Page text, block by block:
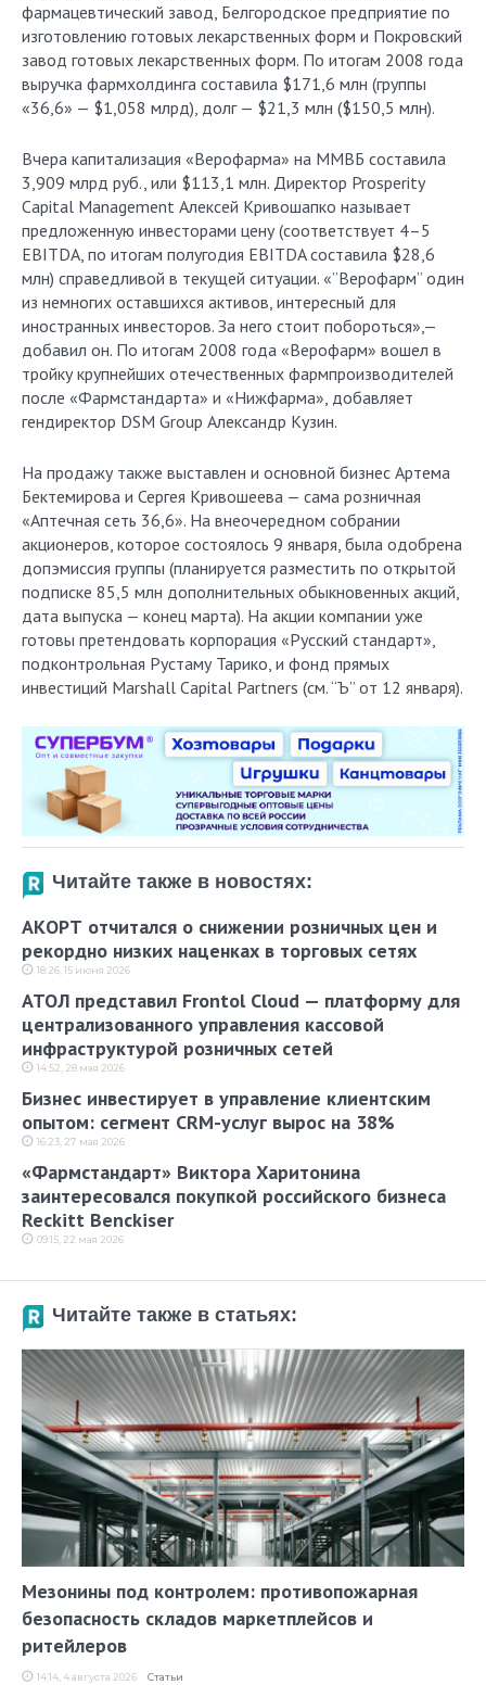
фармацевтический завод, Белгородское предприятие по
изготовлению готовых лекарственных форм и Покровский
завод готовых лекарственных форм. По итогам 2008 года
выручка фармхолдинга составила $171,6 млн (группы
«36,6» — $1,058 млрд), долг — $21,3 млн ($150,5 млн).
Вчера капитализация «Верофарма» на ММВБ составила
3,909 млрд руб., или $113,1 млн. Директор Prosperity
Capital Management Алексей Кривошапко называет
предложенную инвесторами цену (соответствует 4–5
EBITDA, по итогам полугодия EBITDA составила $28,6
млн) справедливой в текущей ситуации. «”Верофарм” один
из немногих оставшихся активов, интересный для
иностранных инвесторов. За него стоит побороться»,—
добавил он. По итогам 2008 года «Верофарм» вошел в
тройку крупнейших отечественных фармпроизводителей
после «Фармстандарта» и «Нижфарма», добавляет
гендиректор DSM Group Александр Кузин.
На продажу также выставлен и основной бизнес Артема
Бектемирова и Сергея Кривошеева — сама розничная
«Аптечная сеть 36,6». На внеочередном собрании
акционеров, которое состоялось 9 января, была одобрена
допэмиссия группы (планируется разместить по открытой
подписке 85,5 млн дополнительных обыкновенных акций,
дата выпуска — конец марта). На акции компании уже
готовы претендовать корпорация «Русский стандарт»,
подконтрольная Рустаму Тарико, и фонд прямых
инвестиций Marshall Capital Partners (см. “Ъ” от 12 января).
Читайте также в новостях:
АКОРТ отчитался о снижении розничных цен и
рекордно низких наценках в торговых сетях
18:26, 15 июня 2026
АТОЛ представил Frontol Cloud — платформу для
централизованного управления кассовой
инфраструктурой розничных сетей
14:52, 28 мая 2026
Бизнес инвестирует в управление клиентским
опытом: сегмент CRM-услуг вырос на 38%
16:23, 27 мая 2026
«Фармстандарт» Виктора Харитонина
заинтересовался покупкой российского бизнеса
Reckitt Benckiser
09:15, 22 мая 2026
Читайте также в статьях:
Мезонины под контролем: противопожарная
безопасность складов маркетплейсов и
ритейлеров
14:14, 4 августа 2026 Статьи